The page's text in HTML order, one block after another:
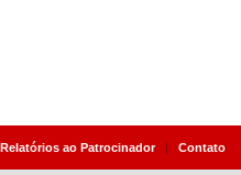
Relatórios ao Patrocinador| Contato